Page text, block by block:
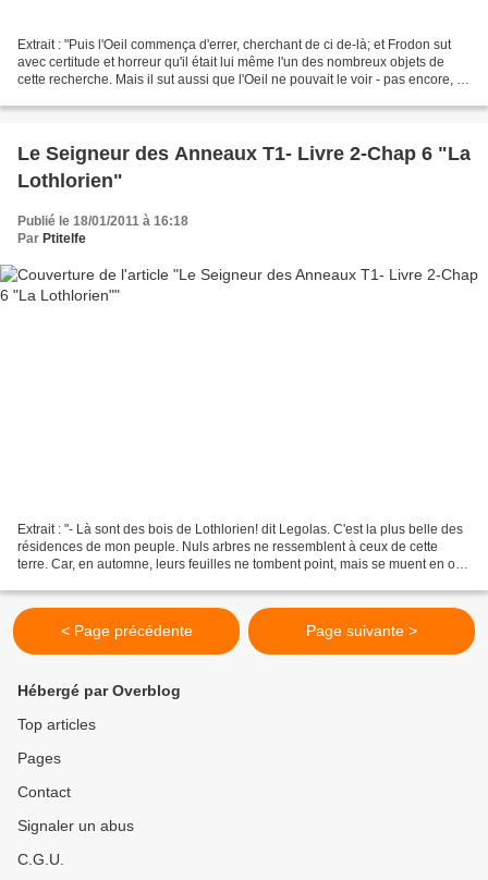
Extrait : "Puis l'Oeil commença d'errer, cherchant de ci de-là; et Frodon sut
avec certitude et horreur qu'il était lui même l'un des nombreux objets de
cette recherche. Mais il sut aussi que l'Oeil ne pouvait le voir - pas encore, à
Le Seigneur des Anneaux T1- Livre 2-Chap 6 "La
Lothlorien"
Publié le 18/01/2011 à 16:18
Par Ptitelfe
Extrait : "- Là sont des bois de Lothlorien! dit Legolas. C'est la plus belle des
résidences de mon peuple. Nuls arbres ne ressemblent à ceux de cette
terre. Car, en automne, leurs feuilles ne tombent point, mais se muent en or.
< Page précédente Page suivante >
Hébergé par Overblog
Top articles
Pages
Contact
Signaler un abus
C.G.U.